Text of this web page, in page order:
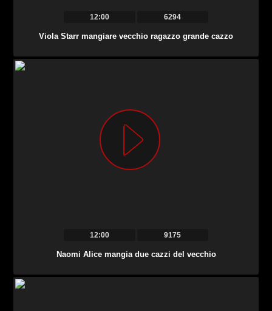
12:00 6294
Viola Starr mangiare vecchio ragazzo grande cazzo
12:00 9175
Naomi Alice mangia due cazzi del vecchio